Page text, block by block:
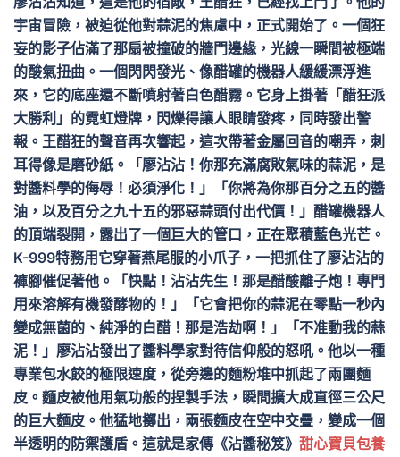
宇宙冒險，被迫從他對蒜泥的焦慮中，正式開始了。一個狂
妄的影子佔滿了那扇被撞破的牆門邊緣，光線一瞬間被極端
的酸氣扭曲。一個閃閃發光、像醋罐的機器人緩緩漂浮進
來，它的底座還不斷噴射著白色醋霧。它身上掛著「醋狂派
大勝利」的霓虹燈牌，閃爍得讓人眼睛發疼，同時發出警
報。王醋狂的聲音再次響起，這次帶著金屬回音的嘲弄，刺
耳得像是磨砂紙。「廖沾沾！你那充滿腐敗氣味的蒜泥，是
對醬料學的侮辱！必須淨化！」「你將為你那百分之五的醬
油，以及百分之九十五的邪惡蒜頭付出代價！」醋罐機器人
的頂端裂開，露出了一個巨大的管口，正在聚積藍色光芒。
K-999特務用它穿著燕尾服的小爪子，一把抓住了廖沾沾的
褲腳催促著他。「快點！沾沾先生！那是醋酸離子炮！專門
用來溶解有機發酵物的！」「它會把你的蒜泥在零點一秒內
變成無菌的、純淨的白醋！那是浩劫啊！」「不准動我的蒜
泥！」廖沾沾發出了醬料學家對待信仰般的怒吼。他以一種
專業包水餃的極限速度，從旁邊的麵粉堆中抓起了兩團麵
皮。麵皮被他用氣功般的捏製手法，瞬間擴大成直徑三公尺
的巨大麵皮。他猛地擲出，兩張麵皮在空中交疊，變成一個
半透明的防禦護盾。這就是家傳《沾醬秘笈》 甜心寶貝包養